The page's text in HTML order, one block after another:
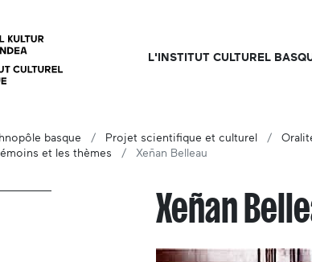
L'INSTITUT CULTUREL
basque Projet scientifique et culturel
et les thèmes
Xeñan Belleau
Xeñan